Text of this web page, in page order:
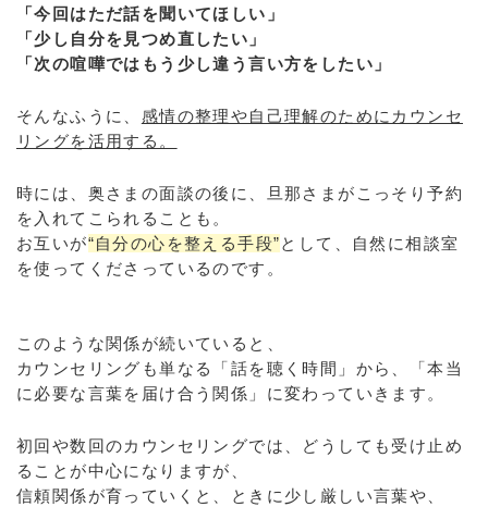
「今回はただ話を聞いてほしい」
「少し自分を見つめ直したい」
「次の喧嘩ではもう少し違う言い方をしたい」
そんなふうに、 感情の整理や自己理解のためにカウンセ
リングを活用する。
時には、奥さまの面談の後に、旦那さまがこっそり予約
を入れてこられることも。
お互いが“自分の心を整える手段”として、自然に相談室
を使ってくださっているのです。
このような関係が続いていると、
カウンセリングも単なる「話を聴く時間」から、「本当
に必要な言葉を届け合う関係」に変わっていきます。
初回や数回のカウンセリングでは、どうしても受け止め
ることが中心になりますが、
信頼関係が育っていくと、ときに少し厳しい言葉や、